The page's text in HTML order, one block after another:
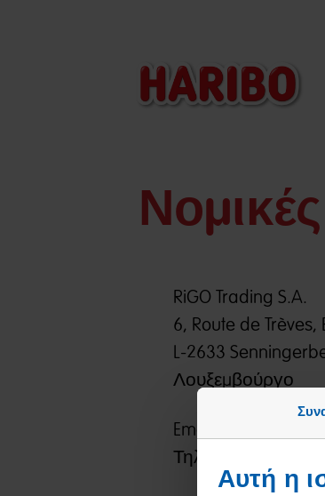
Αυτή η
RiGO Trading S.A.
6, Route de Trèves,
L-2633
Λουξεμβούργο
Email:
Τηλέφωνο: +352